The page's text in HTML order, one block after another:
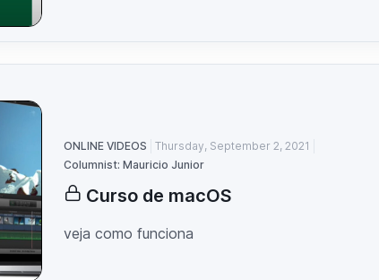
ONLINE VIDEOS
Thursday, September 2, 2021
Columnist: Mauricio Junior
Curso de macOS
veja como funciona